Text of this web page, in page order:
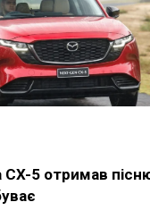
5 отримав